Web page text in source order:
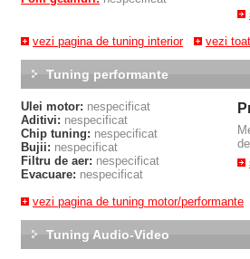
vezi pagina de tuning interior
vezi
Tuning performante
Ulei motor: nespecificat
Aditivi: nespecificat
Chip tuning: nespecificat
Bujii: nespecificat
Filtru de aer: nespecificat
Evacuare: nespecificat
vezi pagina de tuning motor/performante
Tuning Audio-Video